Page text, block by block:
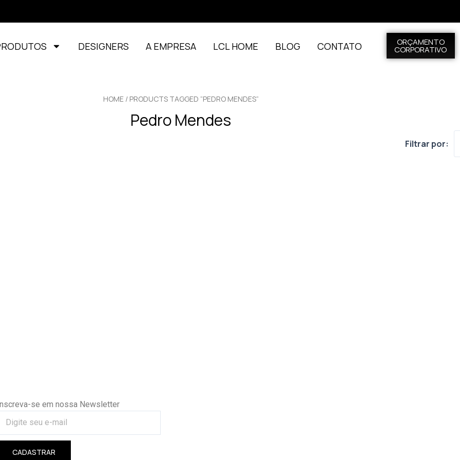
DESIGNERS A EMPRESA LCL HOME BLOG CONTATO ORÇAMENTO
CORPORATIVO
HOME/ PRODUCTS TAGGED “PEDRO MENDES”
Pedro Mendes
Filtrar por:
se em nossa Newsletter
CADASTRAR